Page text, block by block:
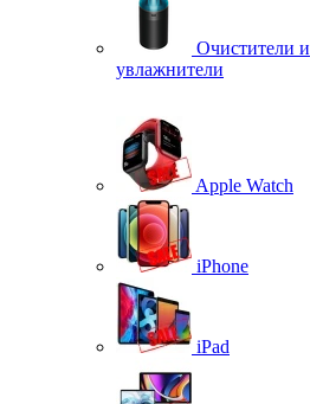
Очистители и
увлажнители
Apple Watch
iPhone
iPad